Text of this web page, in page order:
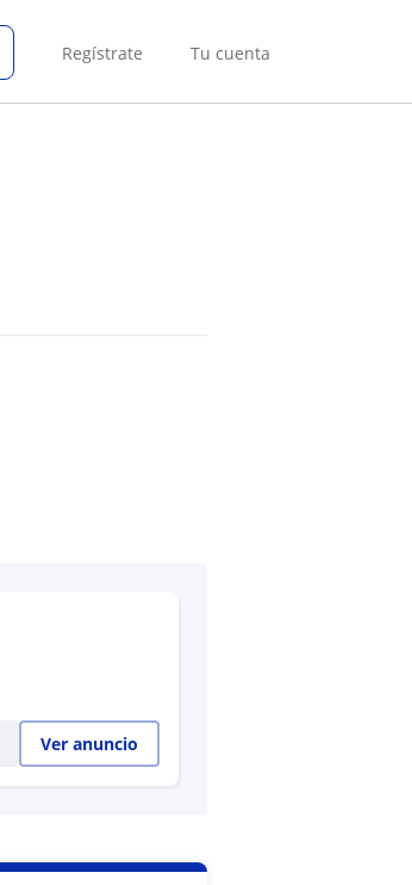
Regístrate Tu cuenta
Ver anuncio